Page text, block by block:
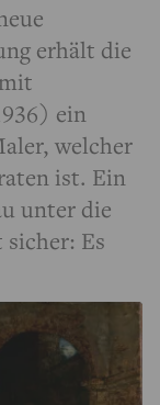
erhält die
ein
welcher
ist. Ein
unter die
Es